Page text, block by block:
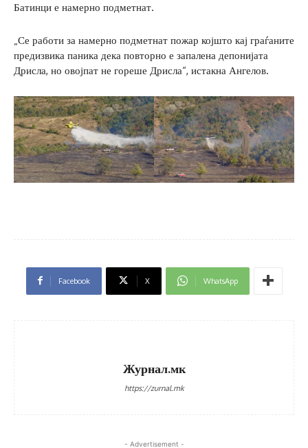
Батинци е намерно подметнат.
„Се работи за намерно подметнат пожар којшто кај граѓаните
предизвика паника дека повторно е запалена депонијата
Дрисла, но овојпат не гореше Дрисла“, истакна Ангелов.
Facebook X WhatsApp
Журнал.мк
https://zurnal.mk
- Advertisement -